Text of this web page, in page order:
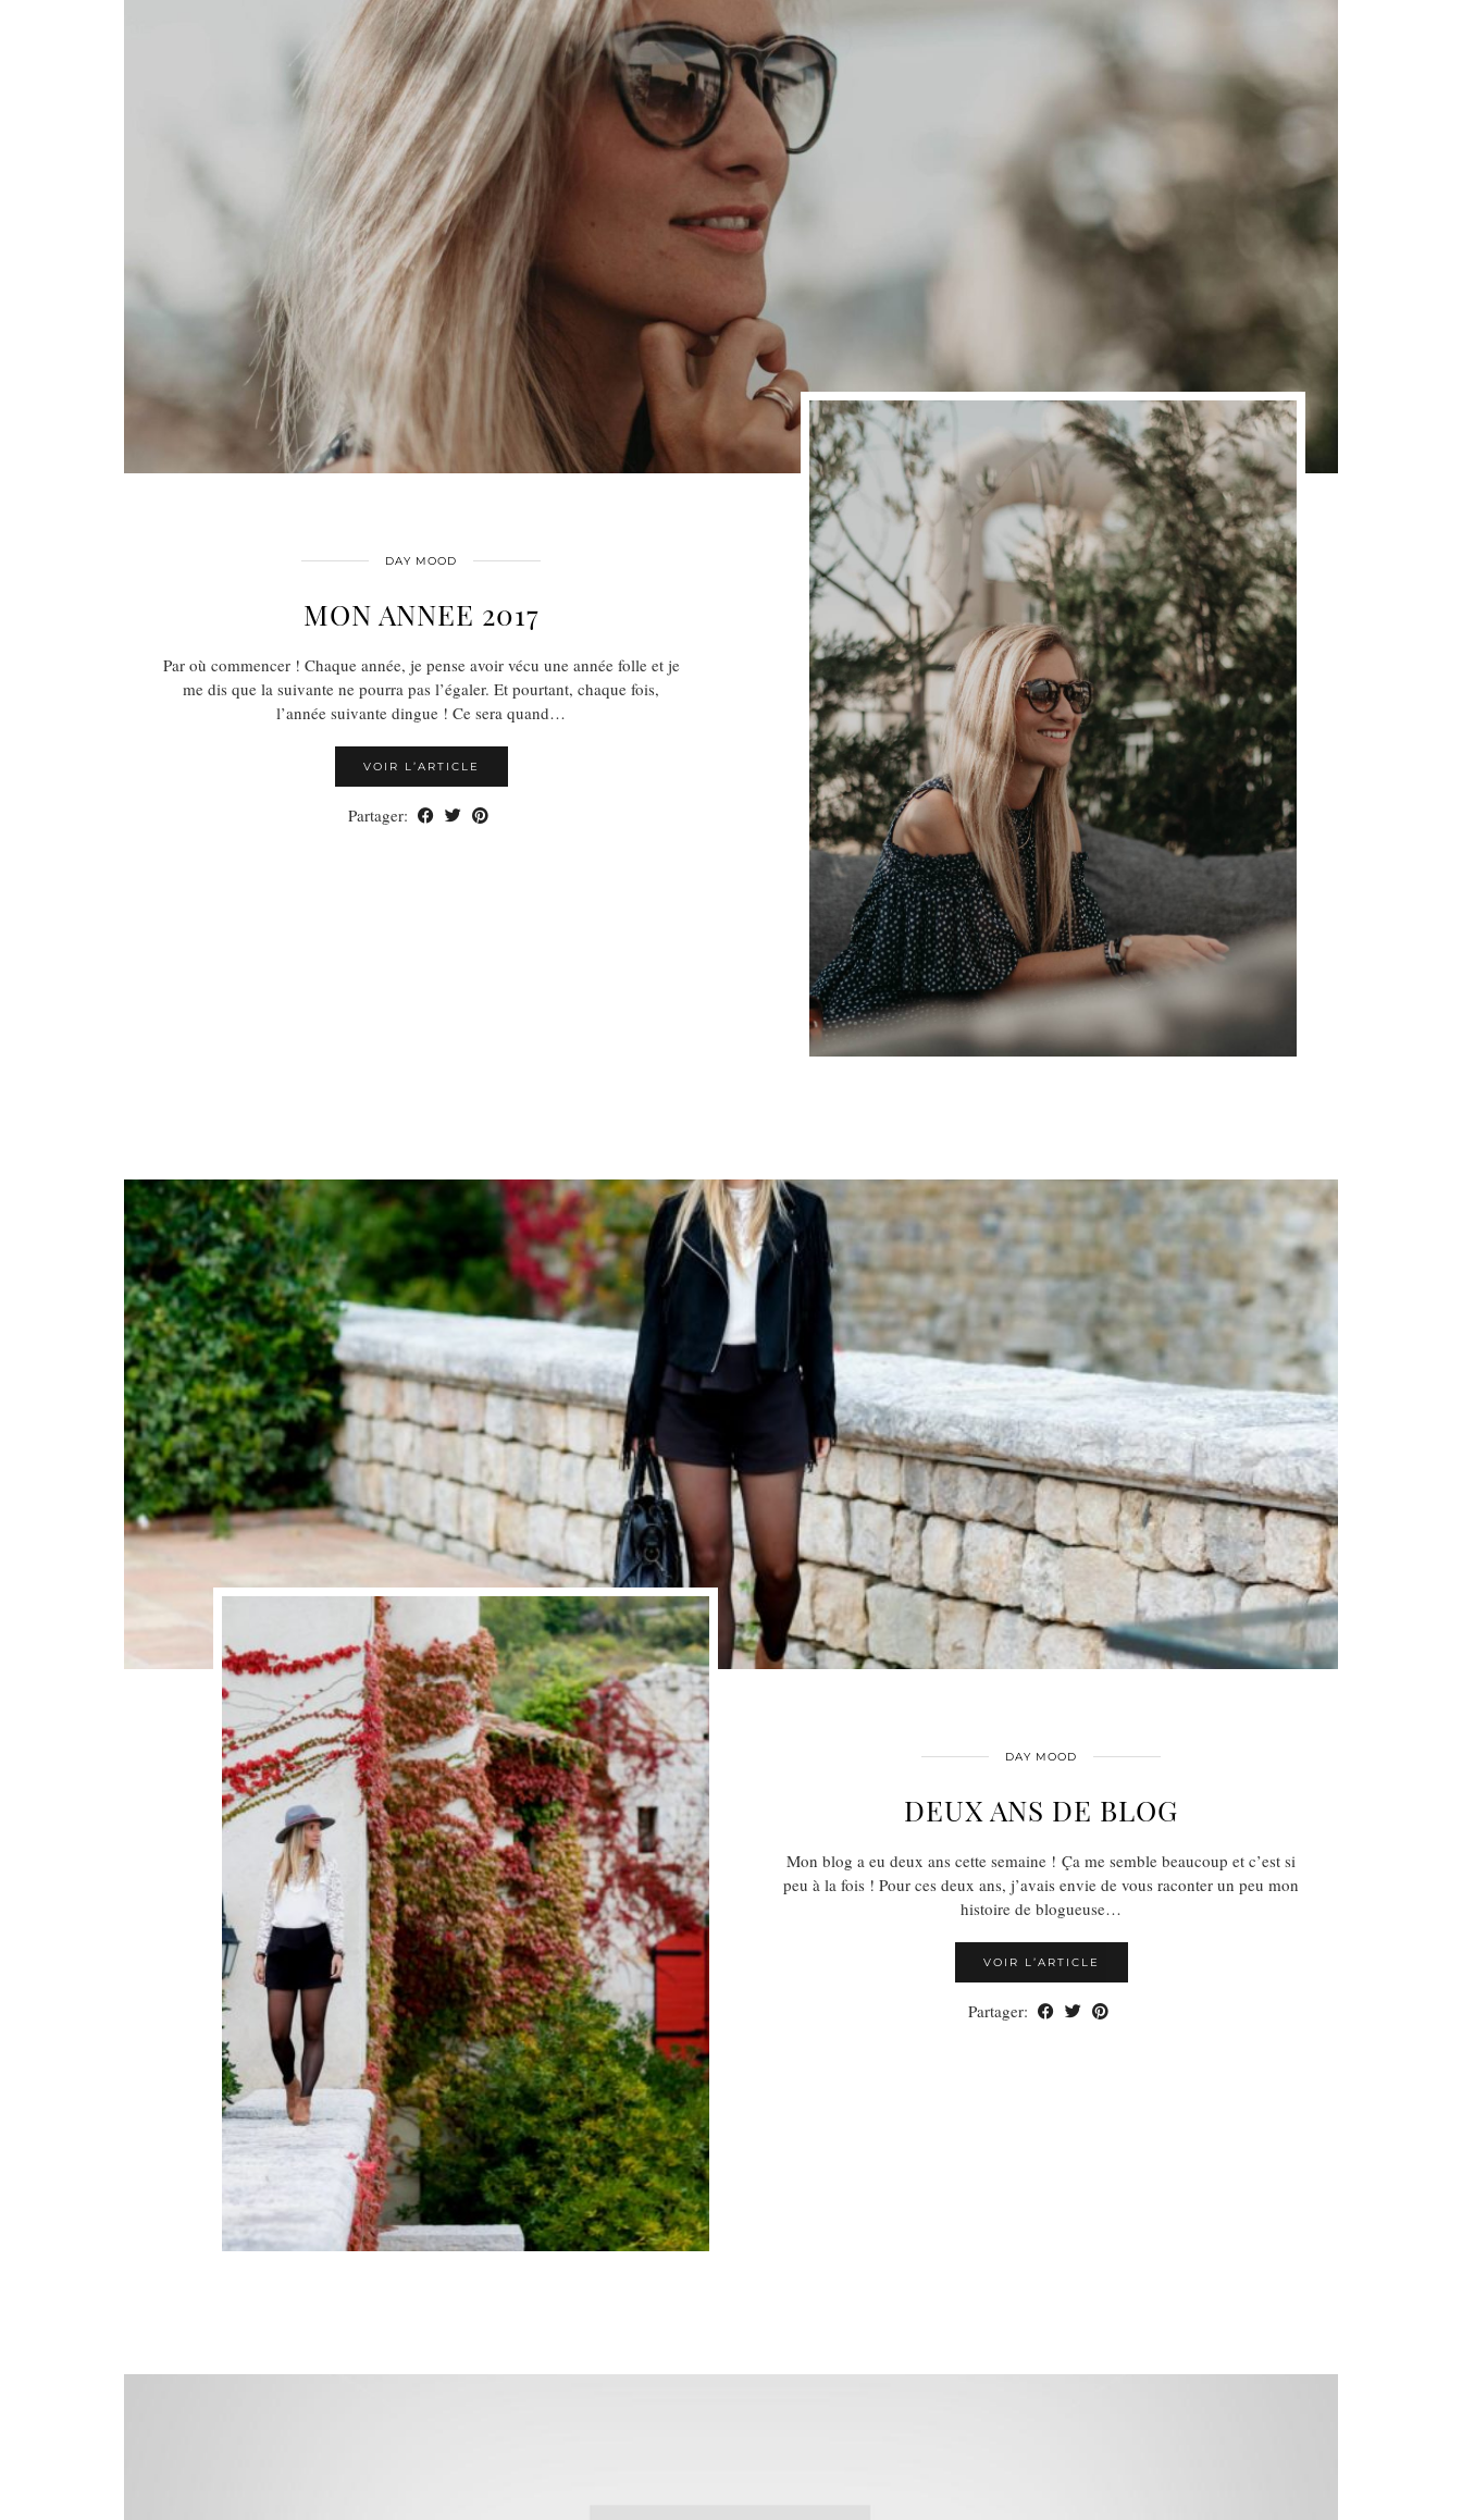
DAY MOOD
MON ANNEE 2017
Par où commencer ! Chaque année, je pense avoir vécu une année folle et je
me dis que la suivante ne pourra pas l’égaler. Et pourtant, chaque fois,
l’année suivante dingue ! Ce sera quand…
VOIR L’ARTICLE
Partager:
DAY MOOD
DEUX ANS DE BLOG
Mon blog a eu deux ans cette semaine ! Ça me semble beaucoup et c’est si
peu à la fois ! Pour ces deux ans, j’avais envie de vous raconter un peu mon
histoire de blogueuse…
VOIR L’ARTICLE
Partager: